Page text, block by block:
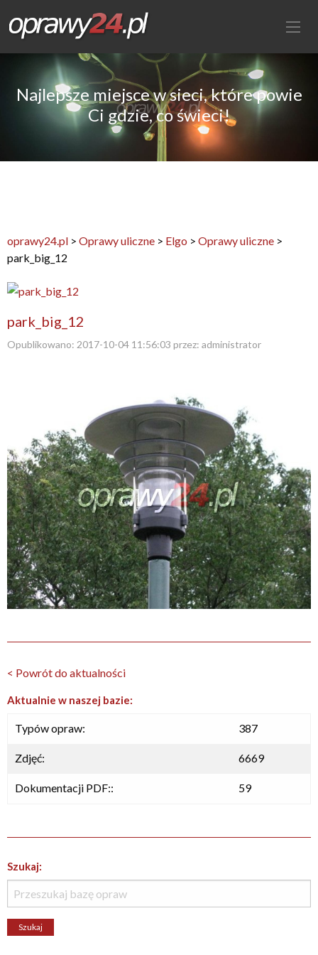
Najlepsze miejsce w sieci, które powie
Ci gdzie, co świeci!
oprawy24.pl > Oprawy uliczne > Elgo > Oprawy uliczne >
park_big_12
park_big_12
Opublikowano: 2017-10-04 11:56:03 przez: administrator
< Powrót do aktualności
Aktualnie w naszej bazie:
Typów opraw: 387
Zdjęć: 6669
Dokumentacji PDF:: 59
Szukaj: